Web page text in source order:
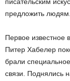
предложить людям.
Первое известное
Питер Хабелер
брали
связи. Поднялись